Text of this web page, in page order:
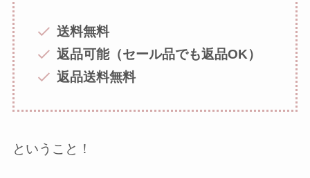
送料無料
返品可能（セール品でも返品OK）
返品送料無料
ということ！